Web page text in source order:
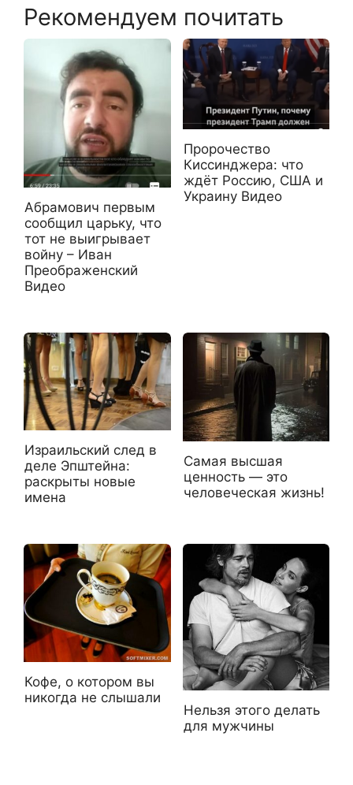
Рекомендуем почитать
Абрамович первым
сообщил царьку, что
тот не выигрывает
войну – Иван
Преображенский
Видео
Пророчество
Киссинджера: что
ждёт Россию, США и
Украину Видео
Израильский след в
деле Эпштейна:
раскрыты новые
имена
Самая высшая
ценность — это
человеческая жизнь!
Кофе, о котором вы
никогда не слышали
Нельзя этого делать
для мужчины